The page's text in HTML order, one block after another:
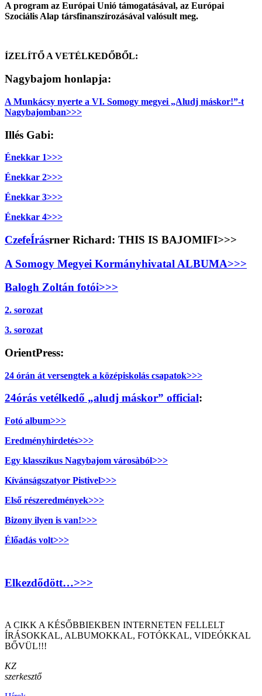
A program az Európai Unió támogatásával, az Európai
Szociális Alap társfinanszírozásával valósult meg.
ÍZELÍTŐ A VETÉLKEDŐBŐL:
Nagybajom honlapja:
A Munkácsy nyerte a VI. Somogy megyei „Aludj máskor!”-t
Nagybajomban>>>
Illés Gabi:
Énekkar 1>>>
Énekkar 2>>>
Énekkar 3>>>
Énekkar 4>>>
CzefeÍrásrner Richard: THIS IS BAJOMIFI>>>
A Somogy Megyei Kormányhivatal ALBUMA>>>
Balogh Zoltán fotói>>>
2. sorozat
3. sorozat
OrientPress:
24 órán át versengtek a középiskolás csapatok>>>
24órás vetélkedő „aludj máskor” official:
Fotó album>>>
Eredményhirdetés>>>
Egy klasszikus Nagybajom városàból>>>
Kívánságszatyor Pistivel>>>
Első részeredmények>>>
Bizony ilyen is van!>>>
Élőadás volt>>>
Elkezdődött…>>>
A CIKK A KÉSŐBBIEKBEN INTERNETEN FELLELT
ÍRÁSOKKAL, ALBUMOKKAL, FOTÓKKAL, VIDEÓKKAL
BŐVÜL!!!
KZ
szerkesztő